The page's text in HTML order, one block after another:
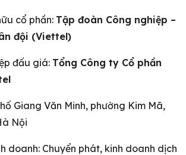
cổ phần: Tập đoàn Công nghiệp –
đội (Viettel)
đấu giá: Tổng Công ty Cổ phần
Giang Văn Minh, phường Kim Mã,
Nội
doanh: Chuyển phát, kinh doanh dịch